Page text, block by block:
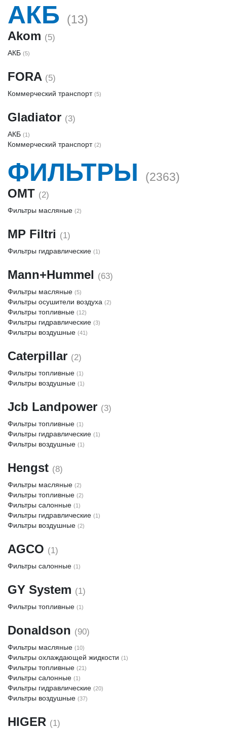
АКБ (13)
Akom (5)
АКБ (5)
FORA (5)
Коммерческий транспорт (5)
Gladiator (3)
АКБ (1)
Коммерческий транспорт (2)
ФИЛЬТРЫ (2363)
OMT (2)
Фильтры масляные (2)
MP Filtri (1)
Фильтры гидравлические (1)
Mann+Hummel (63)
Фильтры масляные (5)
Фильтры осушители воздуха (2)
Фильтры топливные (12)
Фильтры гидравлические (3)
Фильтры воздушные (41)
Caterpillar (2)
Фильтры топливные (1)
Фильтры воздушные (1)
Jcb Landpower (3)
Фильтры топливные (1)
Фильтры гидравлические (1)
Фильтры воздушные (1)
Hengst (8)
Фильтры масляные (2)
Фильтры топливные (2)
Фильтры салонные (1)
Фильтры гидравлические (1)
Фильтры воздушные (2)
AGCO (1)
Фильтры салонные (1)
GY System (1)
Фильтры топливные (1)
Donaldson (90)
Фильтры масляные (10)
Фильтры охлаждающей жидкости (1)
Фильтры топливные (21)
Фильтры салонные (1)
Фильтры гидравлические (20)
Фильтры воздушные (37)
HIGER (1)